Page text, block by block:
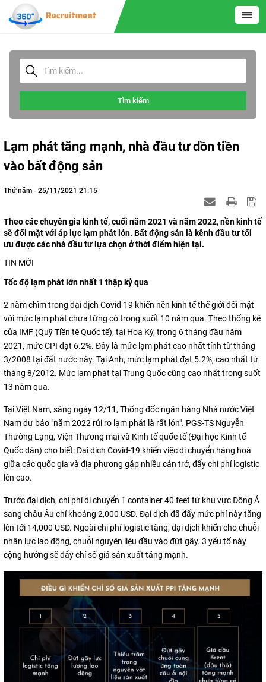
Tìm kiếm
Lạm phát tăng mạnh, nhà đầu tư dồn tiền
vào bất động sản
Thứ năm - 25/11/2021 21:15
Theo các chuyên gia kinh tế, cuối năm 2021 và năm 2022, nền kinh tế
sẽ đối mặt với áp lực lạm phát lớn. Bất động sản là kênh đầu tư tối
ưu được các nhà đầu tư lựa chọn ở thời điểm hiện tại.
TIN MỚI
Tốc độ lạm phát lớn nhất 1 thập kỷ qua
2 năm chìm trong đại dịch Covid-19 khiến nền kinh tế thế giới đối mặt
với mức lạm phát chưa từng có trong suốt 10 năm qua. Theo thống kê
của IMF (Quỹ Tiền tệ Quốc tế), tại Hoa Kỳ, trong 6 tháng đầu năm
2021, mức CPI đạt 6.2%. Đây là mức lạm phát cao nhất tính từ tháng
3/2008 tại đất nước này. Tại Anh, mức lạm phát đạt 5.2%, cao nhất từ
tháng 8/2012. Mức lạm phát tại Trung Quốc cũng cao nhất trong suốt
13 năm qua.
Tại Việt Nam, sáng ngày 12/11, Thống đốc ngân hàng Nhà nước Việt
Nam dự báo "năm 2022 rủi ro lạm phát là rất lớn". PGS-TS Nguyễn
Thường Lạng, Viện Thương mại và Kinh tế quốc tế (Đại học Kinh tế
Quốc dân) cho biết: Đại dịch Covid-19 khiến việc di chuyển hàng hoá
giữa các quốc gia và địa phương gặp nhiều cản trở, đẩy chi phí logistic
lên cao.
Trước đại dịch, chi phí di chuyển 1 container 40 feet từ khu vực Đông Á
sang châu Âu chỉ khoảng 2,000 USD. Đại dịch đã đẩy mức phí này tăng
lên tới 14,000 USD. Ngoài chi phí logistic tăng, đại dịch khiến cho chuỗi
nhân lực lao động, chuỗi nguyên liệu đầu vào đứt gãy. 3 yếu tố này
cộng hưởng sẽ đẩy chỉ số giá sản xuất tăng mạnh.